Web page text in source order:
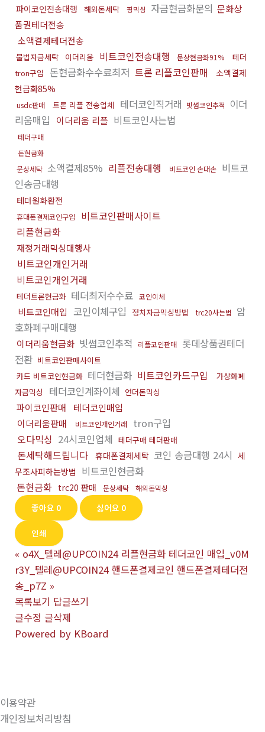
파이코인전송대행 해외돈세탁 핑믹싱 자금현금화문의 문화상
품권테더전송
소액결제테더전송
불법자금세탁 이더리움 비트코인전송대행 문상현금화91%
테더
tron구입
돈현금화수수료최저 트론 리플코인판매
소액결제
현금화85%
usdc판매 트론 리플 전송업체 테더코인직거래 빗썸코인추적
이더
리움매입
이더리움 리플 비트코인사는법
테더구매
돈현금화
문상세탁 소액결제85% 리플전송대행 비트코인 손대손 비트코
인송금대행
테더원화환전
휴대폰결제코인구입
비트코인판매사이트
리플현금화
재정거래믹싱대행사
비트코인개인거래
비트코인개인거래
테더트론현금화 테더최저수수료 코인이체
비트코인매입 코인이체구입 정치자금믹싱방법 trc20사는법
암
호화폐구매대행
이더리움현금화 빗썸코인추적 리플코인판매 롯데상품권테더
전환 비트코인판매사이트
카드 비트코인현금화 테더현금화 비트코인카드구입
가상화폐
자금믹싱
테더코인계좌이체 언더돈믹싱
파이코인판매
테더코인매입
이더리움판매
비트코인개인거래
tron구입
오다믹싱 24시코인업체 테더구매 테더판매
돈세탁해드립니다 휴대폰결제세탁 코인 송금대행 24시 세
무조사피하는방법 비트코인현금화
돈현금화 trc20 판매 문상세탁 해외돈믹싱
좋아요 0 싫어요 0
인쇄
« o4X_텔레@UPCOIN24 리플현금화 테더코인 매입_v0M
r3Y_텔레@UPCOIN24 핸드폰결제코인 핸드폰결제테더전
송_p7Z »
목록보기 답글쓰기
글수정 글삭제
Powered by KBoard
이용약관
개인정보처리방침